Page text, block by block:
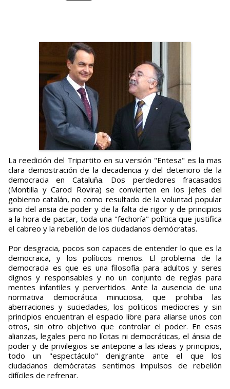
La reedición del Tripartito en su versión "Entesa" es la mas
clara demostración de la decadencia y del deterioro de la
democracia en Cataluña. Dos perdedores fracasados
(Montilla y Carod Rovira) se convierten en los jefes del
gobierno catalán, no como resultado de la voluntad popular
sino del ansia de poder y de la falta de rigor y de principios
a la hora de pactar, toda una "fechoría" política que justifica
el cabreo y la rebelión de los ciudadanos demócratas.
Por desgracia, pocos son capaces de entender lo que es la
democraica, y los políticos menos. El problema de la
democracia es que es una filosofía para adultos y seres
dignos y responsables y no un conjunto de reglas para
mentes infantiles y pervertidos. Ante la ausencia de una
normativa democrática minuciosa, que prohiba las
aberraciones y suciedades, los politicos mediocres y sin
principios encuentran el espacio libre para aliarse unos con
otros, sin otro objetivo que controlar el poder. En esas
alianzas, legales pero no lícitas ni democráticas, el ánsia de
poder y de privilegios se antepone a las ideas y principios,
todo un "espectáculo" denigrante ante el que los
ciudadanos demócratas sentimos impulsos de rebelión
difíciles de refrenar.